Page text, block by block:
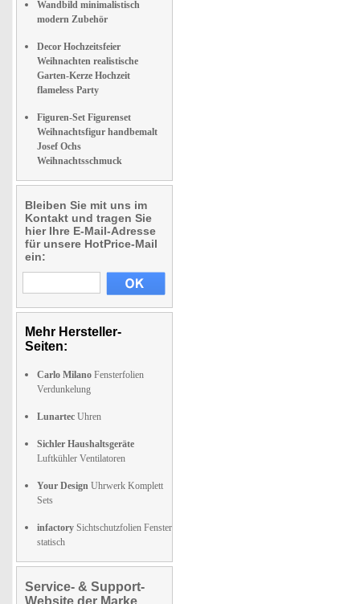
Wandbild minimalistisch
modern Zubehör
Decor Hochzeitsfeier
Weihnachten realistische
Garten-Kerze Hochzeit
flameless Party
Figuren-Set Figurenset
Weihnachtsfigur handbemalt
Josef Ochs
Weihnachtsschmuck
Bleiben Sie mit uns im
Kontakt und tragen Sie
hier Ihre E-Mail-Adresse
für unsere HotPrice-Mail
ein:
Mehr Hersteller-
Seiten:
Carlo Milano Fensterfolien
Verdunkelung
Lunartec Uhren
Sichler Haushaltsgeräte
Luftkühler Ventilatoren
Your Design Uhrwerk Komplett
Sets
infactory Sichtschutzfolien Fenster
statisch
Service- & Support-
Website der Marke